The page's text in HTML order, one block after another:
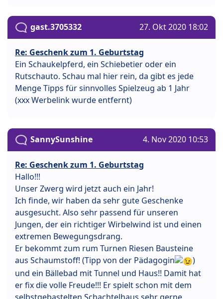
gast.3705332 27. Okt 2020 18:02
Re: Geschenk zum 1. Geburtstag
Ein Schaukelpferd, ein Schiebetier oder ein
Rutschauto. Schau mal hier rein, da gibt es jede
Menge Tipps für sinnvolles Spielzeug ab 1 Jahr
(xxx Werbelink wurde entfernt)
SannySunshine 4. Nov 2020 10:53
Re: Geschenk zum 1. Geburtstag
Hallo!!!
Unser Zwerg wird jetzt auch ein Jahr!
Ich finde, wir haben da sehr gute Geschenke
ausgesucht. Also sehr passend für unseren
Jungen, der ein richtiger Wirbelwind ist und einen
extremen Bewegungsdrang.
Er bekommt zum rum Turnen Riesen Bausteine
aus Schaumstoff! (Tipp von der Pädagogin
)
und ein Bällebad mit Tunnel und Haus!! Damit hat
er fix die volle Freude!!! Er spielt schon mit dem